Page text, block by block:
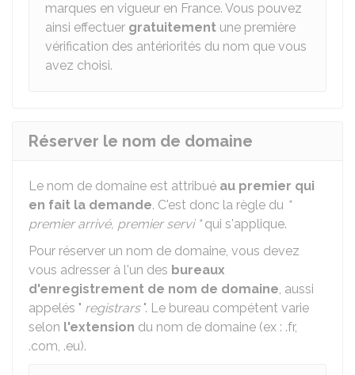
marques en vigueur en France. Vous pouvez
ainsi effectuer gratuitement une première
vérification des antériorités du nom que vous
avez choisi.
Réserver le nom de domaine
Le nom de domaine est attribué au premier qui
en fait la demande. C'est donc la règle du "
premier arrivé, premier servi "qui s'applique.
Pour réserver un nom de domaine, vous devez
vous adresser à l'un des bureaux
d'enregistrement de nom de domaine, aussi
appelés " registrars". Le bureau compétent varie
selon l'extension du nom de domaine (ex : .fr,
.com, .eu).